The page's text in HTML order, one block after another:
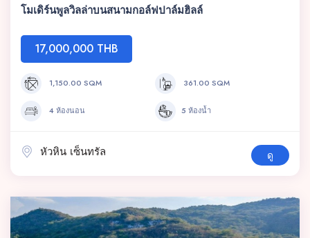
โมเดิร์นพูลวิลล่าบนสนามกอล์ฟปาล์มฮิลล์
17,000,000 THB
1,150.00 SQM 361.00 SQM
4 ห้องนอน 5 ห้องน้ำ
หัวหิน เซ็นทรัล ดู